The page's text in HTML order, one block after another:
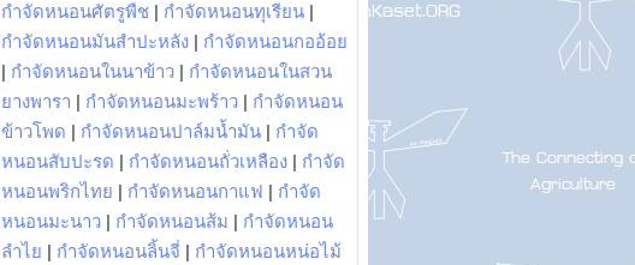
กำจัดหนอนศัตรูพืช | กำจัดหนอนทุเรียน |
กำจัดหนอนมันสำปะหลัง | กำจัดหนอนกออ้อย
| กำจัดหนอนในนาข้าว | กำจัดหนอนในสวน
ยางพารา | กำจัดหนอนมะพร้าว | กำจัดหนอน
ข้าวโพด | กำจัดหนอนปาล์มน้ำมัน | กำจัด
หนอนสับปะรด | กำจัดหนอนถั่วเหลือง | กำจัด
หนอนพริกไทย | กำจัดหนอนกาแฟ | กำจัด
หนอนมะนาว | กำจัดหนอนส้ม | กำจัดหนอน
ลำไย | กำจัดหนอนลิ้นจี่ | กำจัดหนอนหน่อไม้